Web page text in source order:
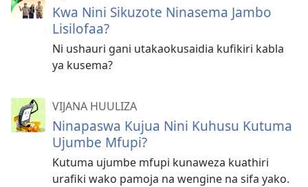
Kwa Nini Sikuzote Ninasema Jambo
Lisilofaa?
Ni ushauri gani utakaokusaidia kufikiri kabla
ya kusema?
VIJANA HUULIZA
Ninapaswa Kujua Nini Kuhusu Kutuma
Ujumbe Mfupi?
Kutuma ujumbe mfupi kunaweza kuathiri
urafiki wako pamoja na wengine na sifa yako.